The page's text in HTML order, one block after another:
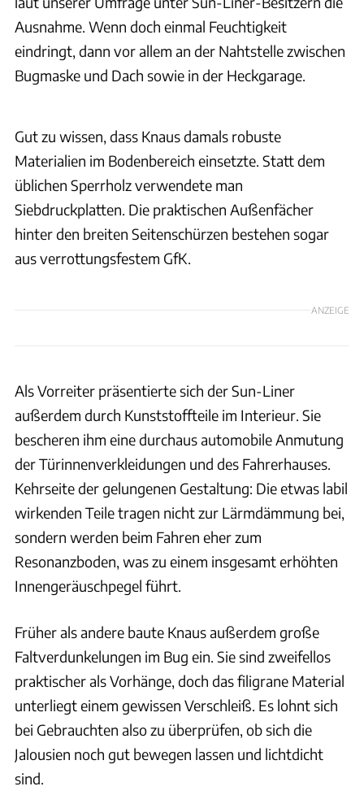
Ausnahme. Wenn doch einmal Feuchtigkeit
eindringt, dann vor allem an der Nahtstelle zwischen
Bugmaske und Dach sowie in der Heckgarage.
Gut zu wissen, dass Knaus damals robuste
Materialien im Bodenbereich einsetzte. Statt dem
üblichen Sperrholz verwendete man
Siebdruckplatten. Die praktischen Außenfächer
hinter den breiten Seitenschürzen bestehen sogar
aus verrottungsfestem GfK.
ANZEIGE
Als Vorreiter präsentierte sich der Sun-Liner
außerdem durch Kunststoffteile im Interieur. Sie
bescheren ihm eine durchaus automobile Anmutung
der Türinnenverkleidungen und des Fahrerhauses.
Kehrseite der gelungenen Gestaltung: Die etwas labil
wirkenden Teile tragen nicht zur Lärmdämmung bei,
sondern werden beim Fahren eher zum
Resonanzboden, was zu einem insgesamt erhöhten
Innengeräuschpegel führt.
Früher als andere baute Knaus außerdem große
Faltverdunkelungen im Bug ein. Sie sind zweifellos
praktischer als Vorhänge, doch das filigrane Material
unterliegt einem gewissen Verschleiß. Es lohnt sich
bei Gebrauchten also zu überprüfen, ob sich die
Jalousien noch gut bewegen lassen und lichtdicht
sind.